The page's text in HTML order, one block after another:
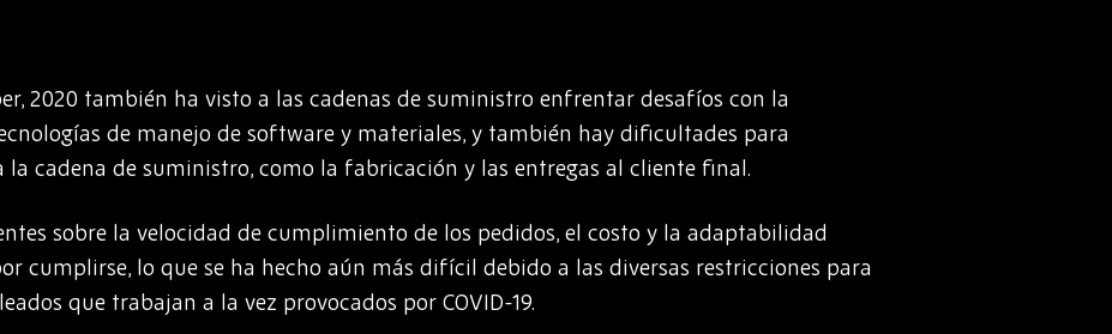
2020 también ha visto a las cadenas de suministro enfrentar desafíos con la
de manejo de software y materiales, y también hay dificultades para
cadena de suministro, como la fabricación y las entregas al cliente final.
sobre la velocidad de cumplimiento de los pedidos, el costo y la adaptabilidad
cumplirse, lo que se ha hecho aún más difícil debido a las diversas restricciones para
que trabajan a la vez provocados por COVID-19.